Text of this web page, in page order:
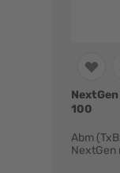
100
Abm
NextGen